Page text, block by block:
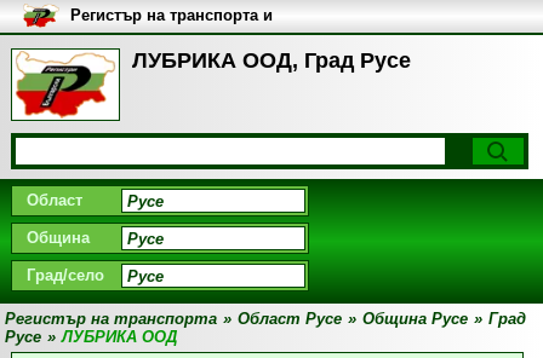
ЛУБРИКА ООД, Град Русе
Регистър на транспорта и
транспортните фирми в
България
Област
Община
Град/село
Регистър на транспорта » Област Русе » Община Русе » Град
Русе » ЛУБРИКА ООД